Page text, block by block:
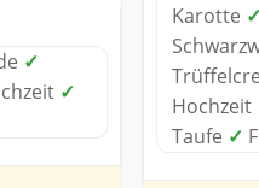
✓
✓
Karotte ✓
Hochzeit
Taufe ✓